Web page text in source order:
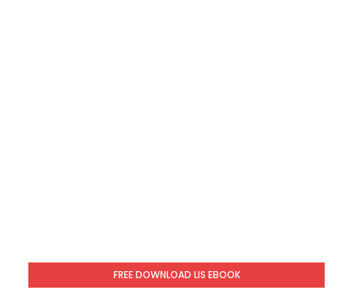
FREE DOWNLOAD LIS EBOOK